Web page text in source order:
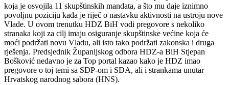
koja je osvojila 11 skupštinskih mandata, a što mu daje iznimno
povoljnu poziciju kada je riječ o nastavku aktivnosti na ustroju nove
Vlade. U ovom trenutku HDZ BiH vodi pregovore s nekoliko
stranaka koji za cilj imaju osiguranje skupštinske većine koja će
moći podržati novu Vladu, ali isto tako podržati zakonska i druga
rješenja. Predsjednik Županijskog odbora HDZ-a BiH Stjepan
Bošković nedavno je za Top portal kazao kako je HDZ imao
pregovore o toj temi sa SDP-om i SDA, ali i strankama unutar
Hrvatskog narodnog sabora (HNS).